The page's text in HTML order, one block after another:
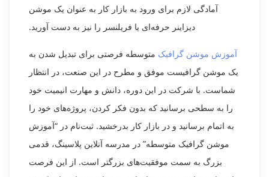
آمادگی لازم برای ورود به بازار کار به عنوان یک موشن
دیزاینر حرفه‌ای یا فریلنسر را نیز به دست آورید.
آموزش موشن گرافیک متوسطه فرصتی برای تبدیل شدن به
یک موشن گرافیست موفق و مطرح در این صنعت، در انتظار
شماست. با شرکت در این دوره، دانش و مهارت‌ انیمیت خود
را به سطحی برسانید که بدون فکر کردن، پروژه‌های خود را
به اتمام برسانید و در بازار کار بدرخشید. ثبت‌نام در “آموزش
موشن گرافیک متوسطه” در مدرسه آنلاین پلاسینگ، قدمی
بزرگ به سمت موفقیت‌های بزرگتر است. از این فرصت